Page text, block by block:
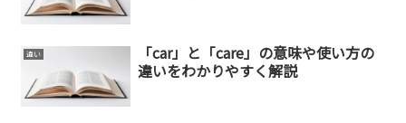
違い
「car」と「care」の意味や使い方の
違いをわかりやすく解説